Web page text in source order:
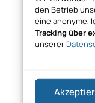
den Betrieb
eine anonyme,
Tracking über
unserer